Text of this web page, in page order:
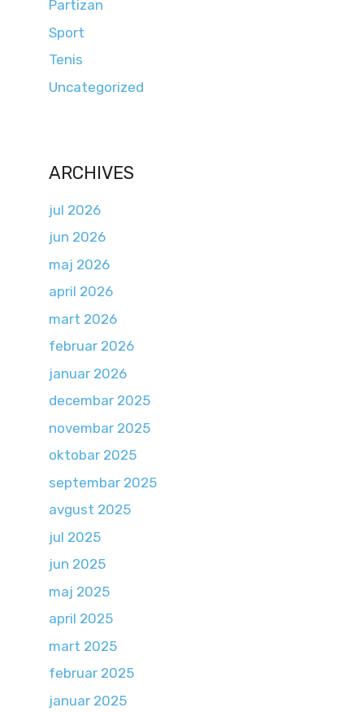
Partizan
Sport
Tenis
Uncategorized
ARCHIVES
jul 2026
jun 2026
maj 2026
april 2026
mart 2026
februar 2026
januar 2026
decembar 2025
novembar 2025
oktobar 2025
septembar 2025
avgust 2025
jul 2025
jun 2025
maj 2025
april 2025
mart 2025
februar 2025
januar 2025